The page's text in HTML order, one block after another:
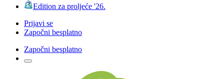
Edition za proljeće '26.
Prijavi se
Započni besplatno
Započni besplatno